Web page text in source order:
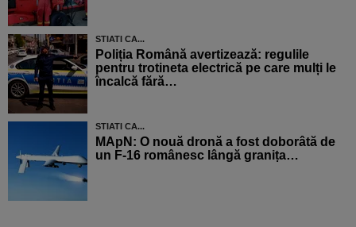
STIATI CA...
Poliția Română avertizează: regulile
pentru trotineta electrică pe care mulți le
încalcă fără…
STIATI CA...
MApN: O nouă dronă a fost doborâtă de
un F-16 românesc lângă granița…